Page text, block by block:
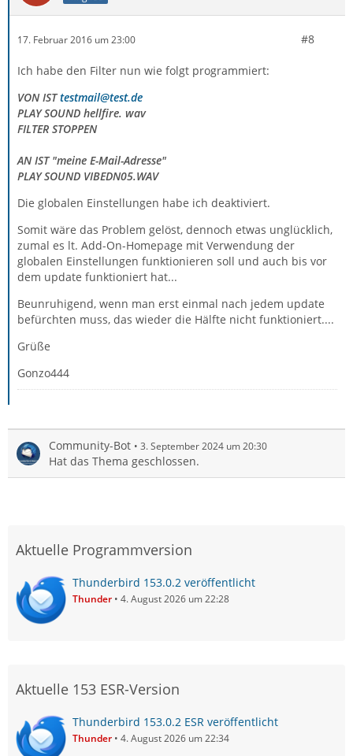
17. Februar 2016 um 23:00 #8
Ich habe den Filter nun wie folgt programmiert:
VON ISTtestmail@test.de
PLAY SOUND hellfire. wav
FILTER STOPPEN
AN IST "meine E-Mail-Adresse"
PLAY SOUND VIBEDN05.WAV
Die globalen Einstellungen habe ich deaktiviert.
Somit wäre das Problem gelöst, dennoch etwas unglücklich,
zumal es lt. Add-On-Homepage mit Verwendung der
globalen Einstellungen funktionieren soll und auch bis vor
dem update funktioniert hat...
Beunruhigend, wenn man erst einmal nach jedem update
befürchten muss, das wieder die Hälfte nicht funktioniert....
Grüße
Gonzo444
Community-Bot 3. September 2024 um 20:30
Hat das Thema geschlossen.
Aktuelle Programmversion
Thunderbird 153.0.2 veröffentlicht
Thunder 4. August 2026 um 22:28
Aktuelle 153 ESR-Version
Thunderbird 153.0.2 ESR veröffentlicht
Thunder 4. August 2026 um 22:34